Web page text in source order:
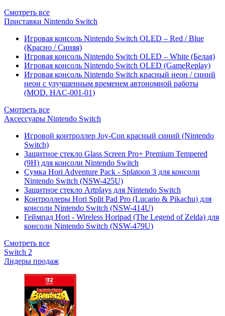
Смотреть все
Приставки Nintendo Switch
Игровая консоль Nintendo Switch OLED – Red / Blue
(Красно / Синяя)
Игровая консоль Nintendo Switch OLED – White (Белая)
Игровая консоль Nintendo Switch OLED (GameReplay)
Игровая консоль Nintendo Switch красный неон / синий
неон с улучшенным временем автономной работы
(MOD. HAC-001-01)
Смотреть все
Аксессуары Nintendo Switch
Игровой контроллер Joy-Con красный синий (Nintendo
Switch)
Защитное стекло Glass Screen Pro+ Premium Tempered
(9H) для консоли Nintendo Switch
Сумка Hori Adventure Pack - Splatoon 3 для консоли
Nintendo Switch (NSW-425U)
Защитное стекло Artplays для Nintendo Switch
Контроллеры Hori Split Pad Pro (Lucario & Pikachu) для
консоли Nintendo Switch (NSW-414U)
Геймпад Hori - Wireless Horipad (The Legend of Zelda) для
консоли Nintendo Switch (NSW-479U)
Смотреть все
Switch 2
Лидеры продаж